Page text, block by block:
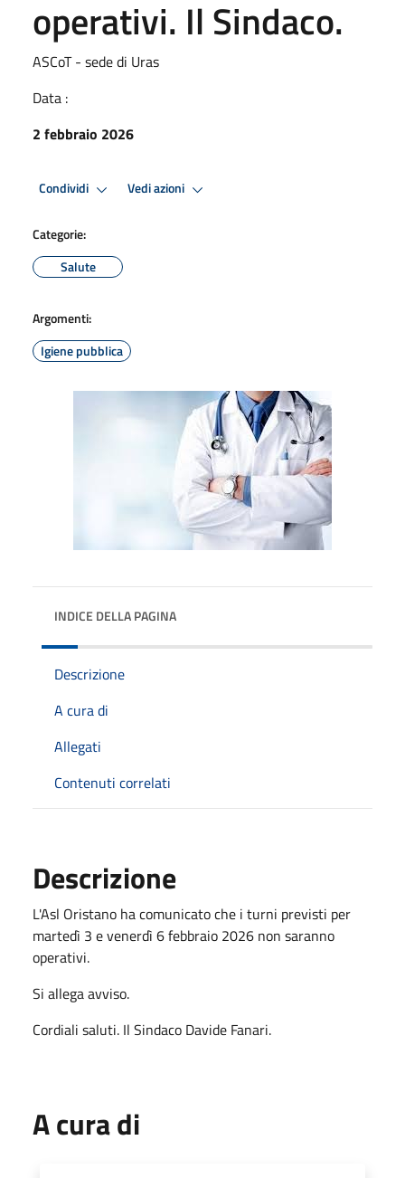
operativi. Il Sindaco.
ASCoT - sede di Uras
Data :
2 febbraio 2026
Condividi Vedi azioni
Categorie:
Salute
Argomenti:
Igiene pubblica
INDICE DELLA PAGINA
Descrizione
A cura di
Allegati
Contenuti correlati
Descrizione
L'Asl Oristano ha comunicato che i turni previsti per
martedì 3 e venerdì 6 febbraio 2026 non saranno
operativi.
Si allega avviso.
Cordiali saluti. Il Sindaco Davide Fanari.
A cura di